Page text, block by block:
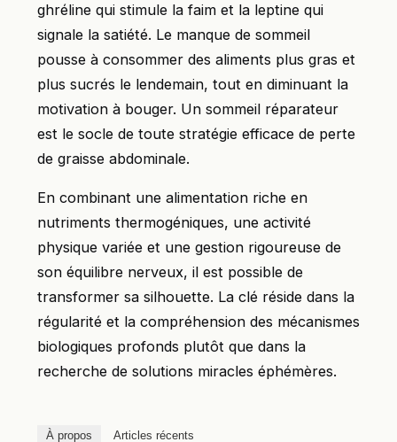
ghréline qui stimule la faim et la leptine qui
signale la satiété. Le manque de sommeil
pousse à consommer des aliments plus gras et
plus sucrés le lendemain, tout en diminuant la
motivation à bouger. Un sommeil réparateur
est le socle de toute stratégie efficace de perte
de graisse abdominale.
En combinant une alimentation riche en
nutriments thermogéniques, une activité
physique variée et une gestion rigoureuse de
son équilibre nerveux, il est possible de
transformer sa silhouette. La clé réside dans la
régularité et la compréhension des mécanismes
biologiques profonds plutôt que dans la
recherche de solutions miracles éphémères.
À propos Articles récents